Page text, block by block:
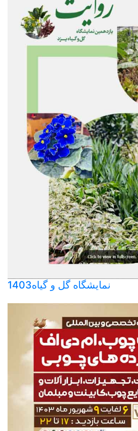
نمایشگاه گل و گیاه1403